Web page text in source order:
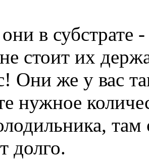
в субстрате
стоит их
Они же у вас
нужное
долго.